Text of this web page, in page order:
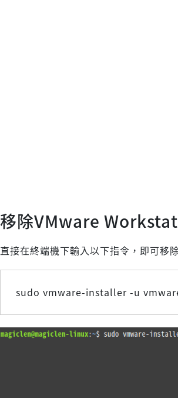
移除VMware
直接在終端機下輸入以下指令，即可
sudo vmware-installer -u